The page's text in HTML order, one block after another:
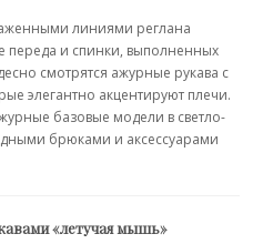
линиями реглана
переда и спинки, выполненных
смотрятся ажурные рукава с
элегантно акцентируют плечи.
базовые модели в светло-
брюками и аксессуарами
«летучая мышь»